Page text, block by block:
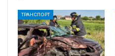
ТРАНСПОРТ